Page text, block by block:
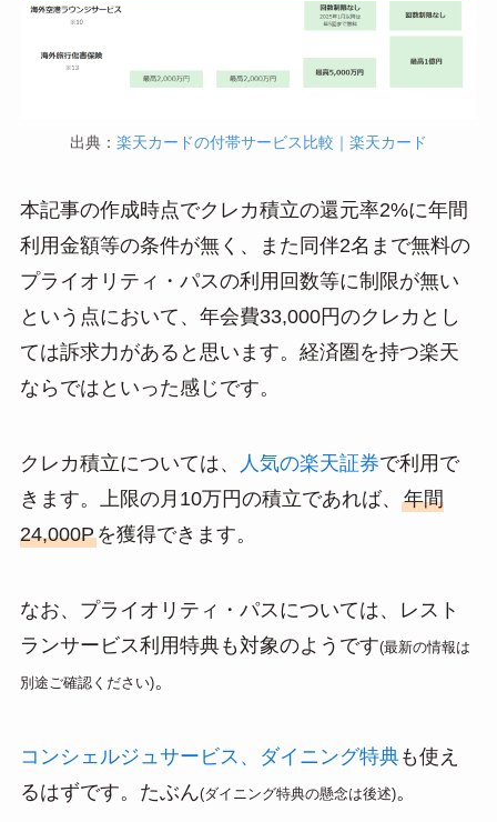
出典： 楽天カードの付帯サービス比較｜楽天カード
本記事の作成時点でクレカ積立の還元率2%に年間
利用金額等の条件が無く、また同伴2名まで無料の
プライオリティ・パスの利用回数等に制限が無い
という点において、年会費33,000円のクレカとし
ては訴求力があると思います。経済圏を持つ楽天
ならではといった感じです。
クレカ積立については、 人気の楽天証券で利用で
きます。上限の月10万円の積立であれば、 年間
24,000Pを獲得できます。
なお、プライオリティ・パスについては、レスト
ランサービス利用特典も対象のようです(最新の情報は
別途ご確認ください)。
コンシェルジュサービス、ダイニング特典も使え
るはずです。たぶん(ダイニング特典の懸念は後述)。